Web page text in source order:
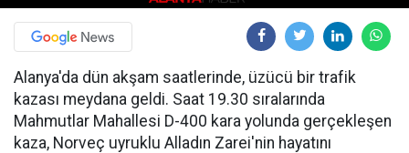
Alanya'da dün akşam saatlerinde, üzücü bir trafik
kazası meydana geldi. Saat 19.30 sıralarında
Mahmutlar Mahallesi D-400 kara yolunda gerçekleşen
kaza, Norveç uyruklu Alladın Zarei'nin hayatını